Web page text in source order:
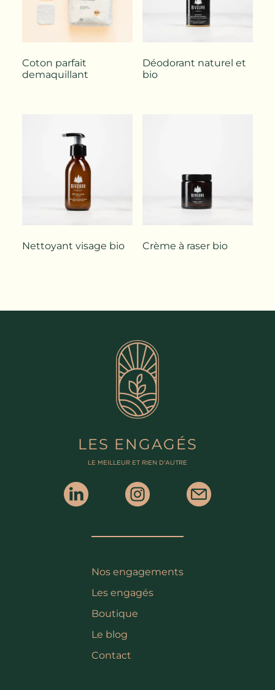
Coton parfait
demaquillant
Déodorant naturel et
bio
Nettoyant visage bio Crème à raser bio
LES ENGAGÉS
LE MEILLEUR ET RIEN D'AUTRE
Nos engagements
Les engagés
Boutique
Le blog
Contact